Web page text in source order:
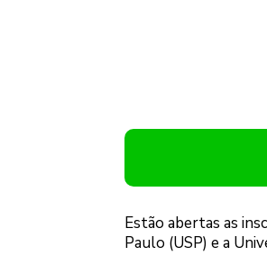
Estão abertas as
Paulo (USP) e a